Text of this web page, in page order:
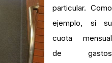
particular. Como
ejemplo, si su
cuota mensual
de gastos